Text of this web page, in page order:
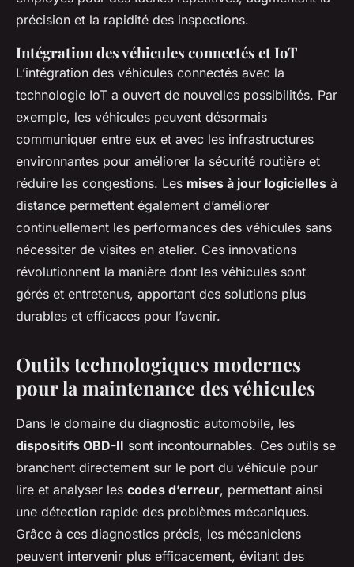
précision et la rapidité des inspections.
Intégration des véhicules connectés et IoT
L’intégration des véhicules connectés avec la
technologie IoT a ouvert de nouvelles possibilités. Par
exemple, les véhicules peuvent désormais
communiquer entre eux et avec les infrastructures
environnantes pour améliorer la sécurité routière et
réduire les congestions. Les mises à jour logicielles à
distance permettent également d’améliorer
continuellement les performances des véhicules sans
nécessiter de visites en atelier. Ces innovations
révolutionnent la manière dont les véhicules sont
gérés et entretenus, apportant des solutions plus
durables et efficaces pour l’avenir.
Outils technologiques modernes
pour la maintenance des véhicules
Dans le domaine du diagnostic automobile, les
dispositifs OBD-II sont incontournables. Ces outils se
branchent directement sur le port du véhicule pour
lire et analyser les codes d’erreur, permettant ainsi
une détection rapide des problèmes mécaniques.
Grâce à ces diagnostics précis, les mécaniciens
peuvent intervenir plus efficacement, évitant des